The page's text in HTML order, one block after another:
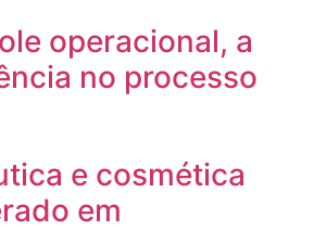
operacional, a
no processo
e cosmética
em